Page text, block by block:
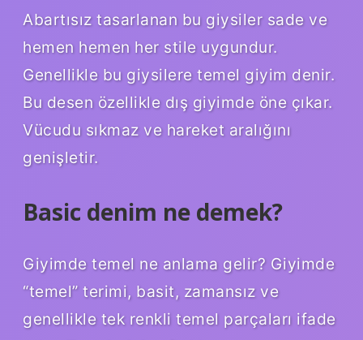
Abartısız tasarlanan bu giysiler sade ve
hemen hemen her stile uygundur.
Genellikle bu giysilere temel giyim denir.
Bu desen özellikle dış giyimde öne çıkar.
Vücudu sıkmaz ve hareket aralığını
genişletir.
Basic denim ne demek?
Giyimde temel ne anlama gelir? Giyimde
“temel” terimi, basit, zamansız ve
genellikle tek renkli temel parçaları ifade